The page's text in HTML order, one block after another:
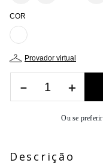
COR
provador virtual
＋
－
Ou se preferir
Descrição